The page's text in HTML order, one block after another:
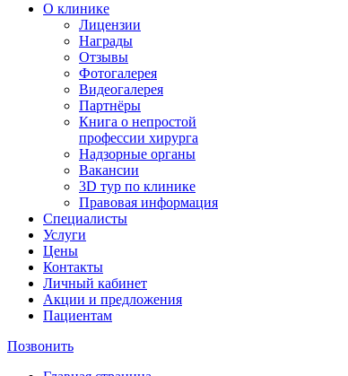
О клинике
Лицензии
Награды
Отзывы
Фотогалерея
Видеогалерея
Партнёры
Книга о непростой
профессии хирурга
Надзорные органы
Вакансии
3D тур по клинике
Правовая информация
Специалисты
Услуги
Цены
Контакты
Личный кабинет
Акции и предложения
Пациентам
Позвонить